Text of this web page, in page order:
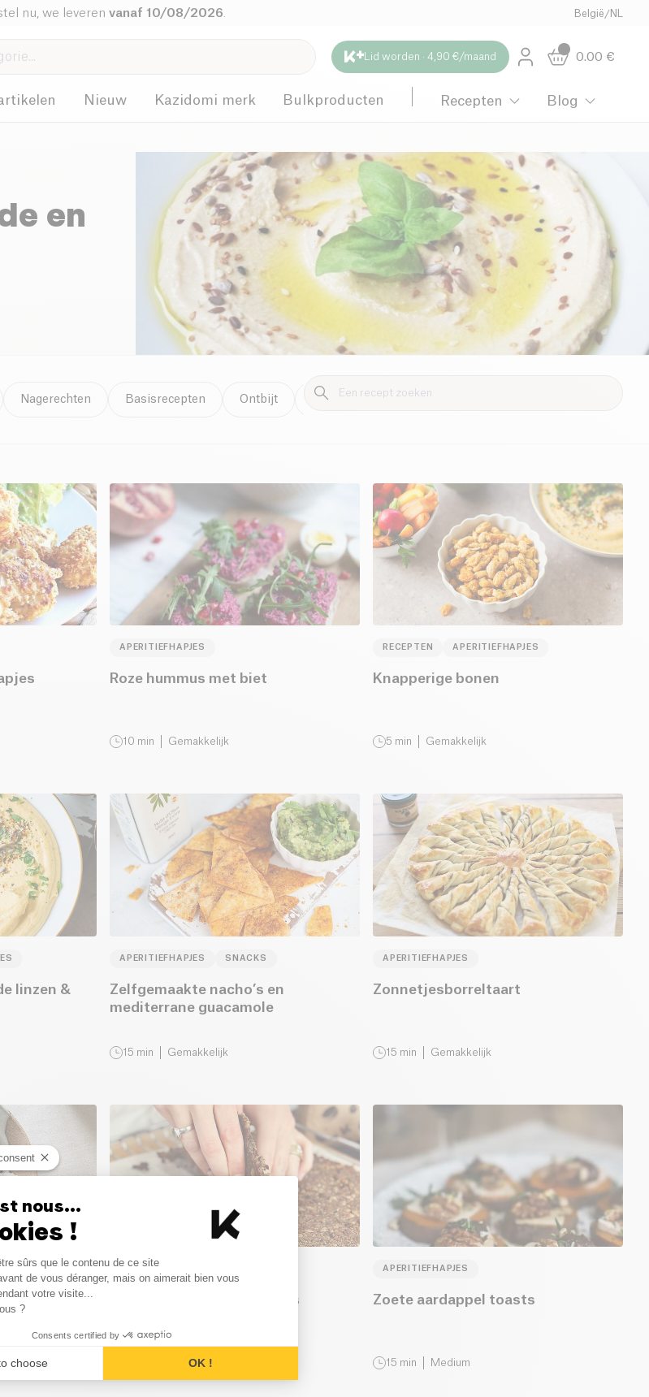
nu, we leveren vanaf 10/08/2026 België /NL
Lid worden · 4,90 €/maand 0.00 €
Nieuw Kazidomi merk Bulkproducten Recepten Blog
en
Nagerechten Basisrecepten Ontbijt Sauzen Dranken
APERITIEFHAPJES
Roze hummus met biet
10 min Gemakkelijk
RECEPTEN APERITIEFHAPJES
Knapperige bonen
5 min Gemakkelijk
linzen &
APERITIEFHAPJES SNACKS
Zelfgemaakte nacho’s en
mediterrane guacamole
15 min Gemakkelijk
APERITIEFHAPJES
Zonnetjesborreltaart
15 min Gemakkelijk
ONTBIJT RECEPTEN
Zaden- en oreganocrackers
Gemakkelijk
APERITIEFHAPJES
Zoete aardappel toasts
15 min Medium
nous...
!
Management Platform: Personalize Your Options
sûrs que le contenu de ce site
de vous déranger, mais on aimerait bien vous
votre visite...
?
Consents certified by
choose OK !
Axeptio consent